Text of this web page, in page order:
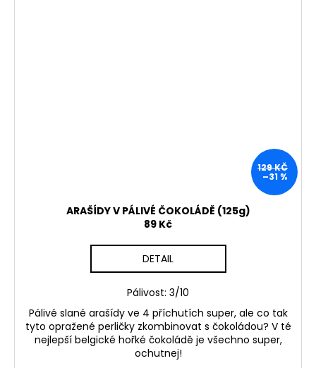
129 KČ
–31 %
ARAŠÍDY V PÁLIVÉ ČOKOLÁDĚ (125g)
89 Kč
DETAIL
Pálivost: 3/10
Pálivé slané arašídy ve 4 příchutích super, ale co tak
tyto opražené perličky zkombinovat s čokoládou? V té
nejlepší belgické hořké čokoládě je všechno super,
ochutnej!